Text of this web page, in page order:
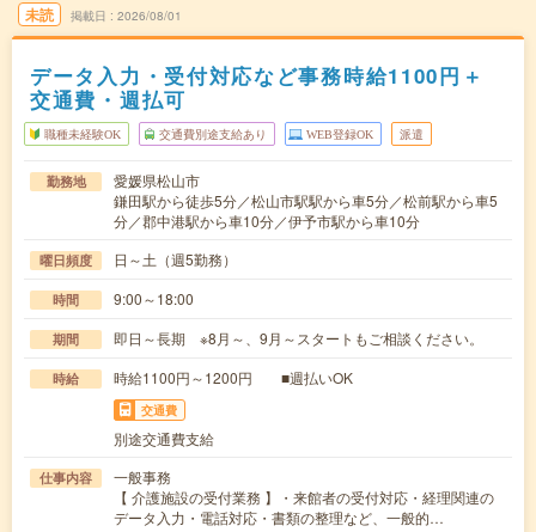
未読 掲載日 2026/08/01
データ入力・受付対応など事務時給1100円＋
交通費・週払可
職種未経験OK 交通費別途支給あり WEB登録OK 派遣
勤務地
愛媛県松山市
鎌田駅から徒歩5分／松山市駅駅から車5分／松前駅から車5
分／郡中港駅から車10分／伊予市駅から車10分
曜日頻度 日～土（週5勤務）
時間 9:00～18:00
期間 即日～長期 ※8月～、9月～スタートもご相談ください。
時給 時給1100円～1200円 ■週払いOK
交通費
別途交通費支給
仕事内容
一般事務
【 介護施設の受付業務 】・来館者の受付対応・経理関連の
データ入力・電話対応・書類の整理など、一般的…